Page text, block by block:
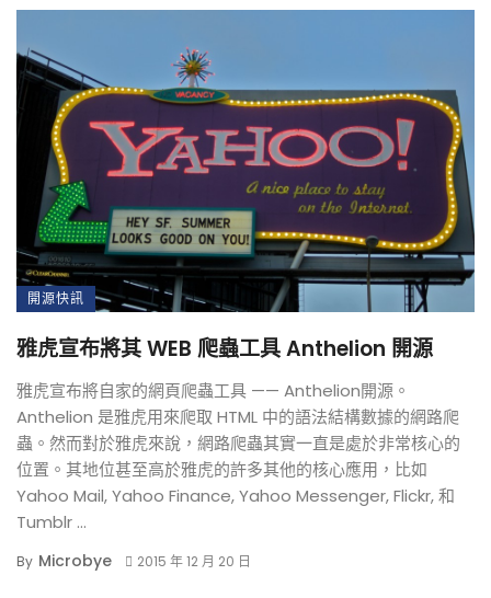
開源快訊
雅虎宣布將其 WEB 爬蟲工具 Anthelion 開源
雅虎宣布將自家的網頁爬蟲工具 —— Anthelion開源。
Anthelion 是雅虎用來爬取 HTML 中的語法結構數據的網路爬
蟲。然而對於雅虎來說，網路爬蟲其實一直是處於非常核心的
位置。其地位甚至高於雅虎的許多其他的核心應用，比如
Yahoo Mail, Yahoo Finance, Yahoo Messenger, Flickr, 和
Tumblr ...
By Microbye 2015 年 12 月 20 日